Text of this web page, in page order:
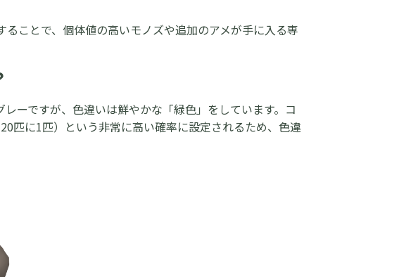
ることで、個体値の高いモノズや追加のアメが手に入る専
ーですが、色違いは鮮やかな「緑色」をしています。コ
匹に1匹）という非常に高い確率に設定されるため、色違